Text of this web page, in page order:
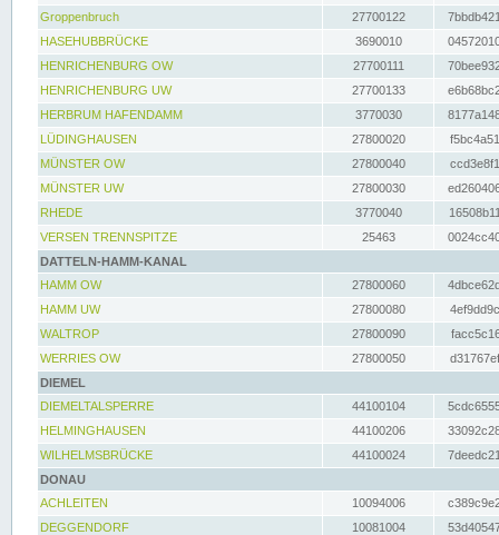
Groppenbruch
27700122
HASEHUBBRÜCKE
3690010
HENRICHENBURG OW
27700111
HENRICHENBURG UW
27700133
HERBRUM HAFENDAMM
3770030
LÜDINGHAUSEN
27800020
MÜNSTER OW
27800040
MÜNSTER UW
27800030
RHEDE
3770040
VERSEN TRENNSPITZE
25463
DATTELN-HAMM-KANAL
HAMM OW
27800060
HAMM UW
27800080
WALTROP
27800090
WERRIES OW
27800050
DIEMEL
DIEMELTALSPERRE
44100104
HELMINGHAUSEN
44100206
WILHELMSBRÜCKE
44100024
DONAU
ACHLEITEN
10094006
DEGGENDORF
10081004